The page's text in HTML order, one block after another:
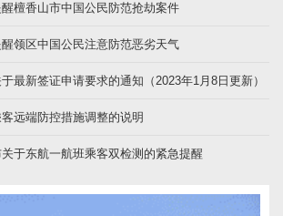
檀香山市中国公民防范抢劫案件
领区中国公民注意防范恶劣天气
最新签证申请要求的通知（2023年1月8日更新）
远端防控措施调整的说明
于东航一航班乘客双检测的紧急提醒